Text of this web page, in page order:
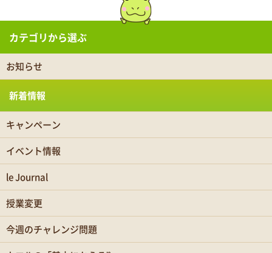
カテゴリから選ぶ
お知らせ
新着情報
キャンペーン
イベント情報
le Journal
授業変更
今週のチャレンジ問題